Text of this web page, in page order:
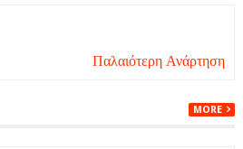
Παλαιότερη Ανάρτηση
MORE